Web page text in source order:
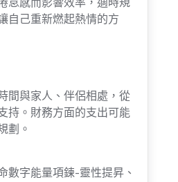
自己重新燃起熱情的方
間與家人、伴侶相處，從
持。財務方面的支出可能
劃。
數字能量項鍊-靈性提昇、